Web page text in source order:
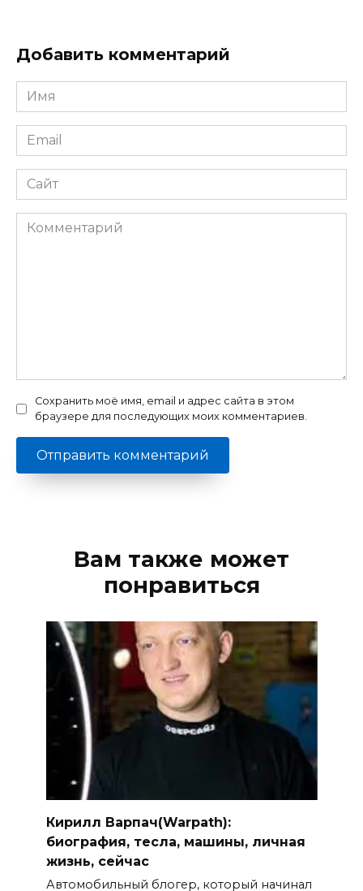
Добавить комментарий
Имя
*
Email
*
Сайт
Комментарий
Сохранить моё имя, email и адрес сайта в этом
браузере для последующих моих комментариев.
Вам также может
понравиться
Кирилл Варпач(Warpath):
биография, тесла, машины, личная
жизнь, сейчас
Автомобильный блогер, который начинал